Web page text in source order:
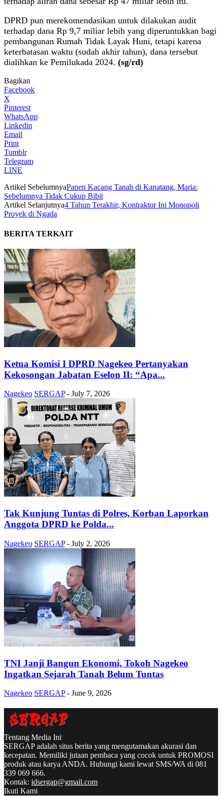
DPRD pun merekomendasikan untuk dilakukan audit
terhadap dana Rp 9,7 miliar lebih yang diperuntukkan bagi
pembangunan Rumah Tidak Layak Huni, tetapi karena
keterbatasan waktu (sudah akhir tahun), dana tersebut
dialihkan ke Pemilukada 2024. (sg/rd)
Bagikan
Facebook
X
Pinterest
WhatsApp
Linkedin
Email
Print
Tumblr
Telegram
LINE
Artikel SebelumnyaPanen Kacang Tanah di Kanatang, Maria:
Sebelumnya Tidak Cukup Bibit
Artikel Selanjutnya4 Tahun Terakhir, Kontraktor Ini Monopoli
Proyek di Ngada
BERITA TERKAIT
Ketua Komisi I DPRD Nagekeo Pertanyakan
Kekosongan Jabatan Eselon II: “Apa...
Nagekeo SERGAP - July 7, 2026
Tak Kunjung Tuntas di Polres, Korban Laporkan
Anggota DPRD ke Polda...
Nagekeo SERGAP - July 2, 2026
TNI Janji Bangun Ekonomi, Tokoh Nagekeo
Ingatkan Sejarah Tanah Belum Tuntas
Nagekeo SERGAP - June 9, 2026
Tentang Media Ini
SERGAP adalah situs berita yang mengutamakan akurasi dan
kecepatan. Memiliki jutaan pembaca yang cocok untuk PROMOSI
produk atau karya ANDA. Hubungi kami lewat SMS/WA di 081
339 069 666.
Kontak: idsergap@gmail.com
Ikuti Kami